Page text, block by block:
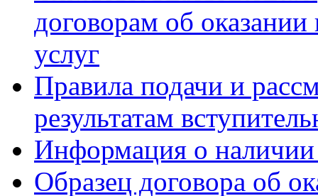
договорам об
услуг
Правила подачи и
результатам
Информация о
Образец договора об